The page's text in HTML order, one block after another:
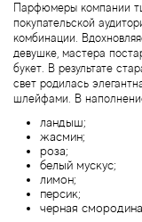
Парфюмеры компании
покупательской
комбинации.
девушке, мастера
букет. В результате
свет родилась
шлейфами. В
ландыш;
жасмин;
роза;
белый мускус;
лимон;
персик;
черная смородина
Au Pays de la
Axis
Azalia Parfums
Azzaro
Baldessarini